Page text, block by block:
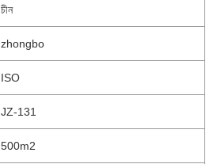
চীন
zhongbo
ISO
JZ-131
500m2